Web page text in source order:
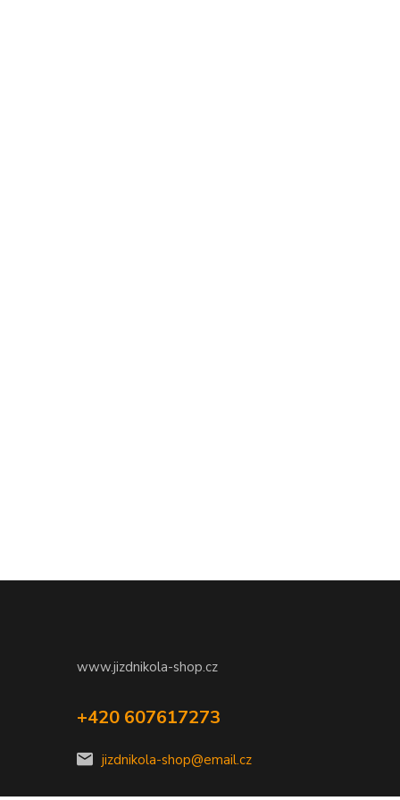
www.jizdnikola-shop.cz
+420 607617273
jizdnikola-shop@email.cz